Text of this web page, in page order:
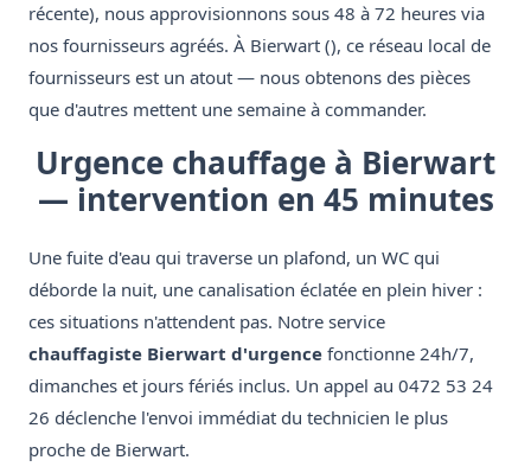
récente), nous approvisionnons sous 48 à 72 heures via
nos fournisseurs agréés. À Bierwart (), ce réseau local de
fournisseurs est un atout — nous obtenons des pièces
que d'autres mettent une semaine à commander.
Urgence chauffage à Bierwart
— intervention en 45 minutes
Une fuite d'eau qui traverse un plafond, un WC qui
déborde la nuit, une canalisation éclatée en plein hiver :
ces situations n'attendent pas. Notre service
chauffagiste Bierwart d'urgence fonctionne 24h/7,
dimanches et jours fériés inclus. Un appel au 0472 53 24
26 déclenche l'envoi immédiat du technicien le plus
proche de Bierwart.